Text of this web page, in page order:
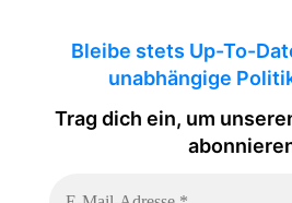
Bleibe stets Up-To-
unabhängige
Trag dich ein, um